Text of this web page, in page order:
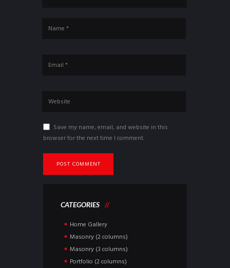
Save my name, email, and website in this
browser for the next time I comment.
CATEGORIES
Home Gallery
Masonry (2 columns)
Masonry (3 columns)
Portfolio (2 columns)